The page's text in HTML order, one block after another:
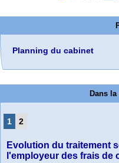
Planning du cabinet
Dans
1 2
Evolution du traitement
l'employeur des frais de